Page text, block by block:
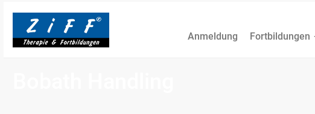
Anmeldung Fortbildungen